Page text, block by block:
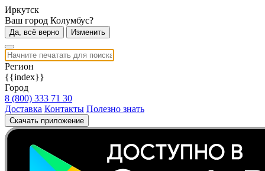
Иркутск
Ваш город Колумбус?
Да, всё верно Изменить
Регион
{{index}}
Город
8 (800) 333 71 30
Доставка Контакты Полезно знать
Скачать приложение